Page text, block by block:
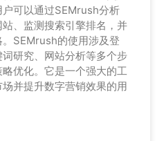
可以通过SEMrush分析
、监测搜索引擎排名，并
SEMrush的使用涉及登
研究、网站分析等多个步
优化。它是一个强大的工
并提升数字营销效果的用